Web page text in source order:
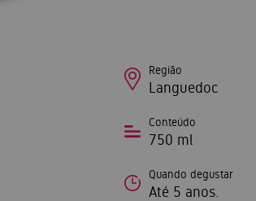
Região
Languedoc
Conteúdo
750 ml
Quando degustar
Até 5 anos.